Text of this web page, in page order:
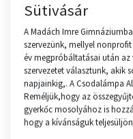
Sütivásár
A Madách Imre
szervezünk, mellyel
év megpróbáltatásai után
szervezetet választunk, akik
napjainkig,. A Csodalámpa
Reméljük,hogy az
gyerkőc mosolyához is
hogy a kívánságuk